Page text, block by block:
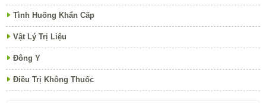
Tình Huống Khẩn Cấp
Vật Lý Trị Liệu
Đông Y
Điều Trị Không Thuốc